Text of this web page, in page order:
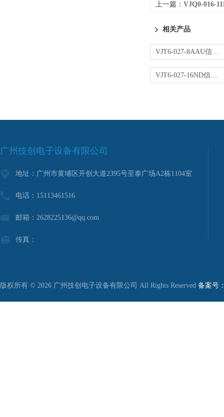
上一篇： VJQ0-016-
相关产品
VJT6-027-8AAU信号转换器
VJT6-027-16ND信号转换器
广州技创电子设备有限公司
地址：广州市黄埔区开创大道2395号至泰广场A2栋1104室
电话：15113461516
邮箱：2628225136@qq.com
传真：
版权所有 © 2026 广州技创电子设备有限公司 All Rights Reserved 备案号